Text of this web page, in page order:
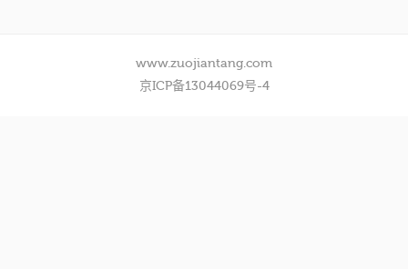
www.zuojiantang.com
京ICP备13044069号-4